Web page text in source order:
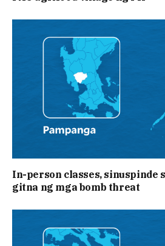
In-person classes, sinuspinde
gitna ng mga bomb threat